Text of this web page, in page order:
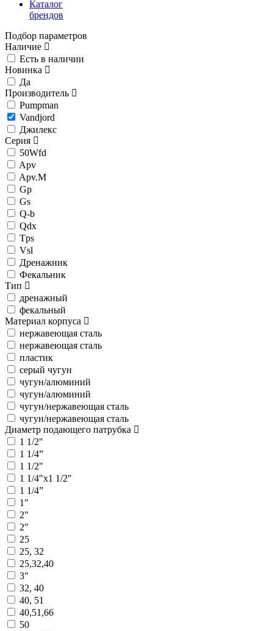
Каталог
брендов
Подбор параметров
Наличие
Есть в наличии
Новинка
Да
Производитель
Pumpman
Vandjord
Джилекс
Серия
50Wfd
Apv
Apv.M
Gp
Gs
Q-b
Qdx
Tps
Vsl
Дренажник
Фекальник
Тип
дренажный
фекальный
Материал корпуса
нержавеющая сталь
нержавеющая сталь
пластик
серый чугун
чугун/алюминий
чугун/алюминий
чугун/нержавеющая сталь
чугун/нержавеющая сталь
Диаметр подающего патрубка
1 1/2"
1 1/4”
1 1/2"
1 1/4"x1 1/2"
1 1/4”
1"
2"
2"
25
25, 32
25,32,40
3"
32, 40
40, 51
40,51,66
50